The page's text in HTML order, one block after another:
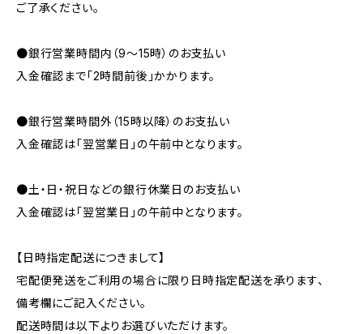
ご了承ください。
●銀行営業時間内（9〜15時）のお支払い
入金確認まで「2時間前後」かかります。
●銀行営業時間外（15時以降）のお支払い
入金確認は「翌営業日」の午前中となります。
●土・日・祝日などの銀行休業日のお支払い
入金確認は「翌営業日」の午前中となります。
【日時指定配送につきまして】
宅配便発送をご利用の場合に限り日時指定配送を承ります、
備考欄にご記入ください。
配送時間は以下よりお選びいただけます。